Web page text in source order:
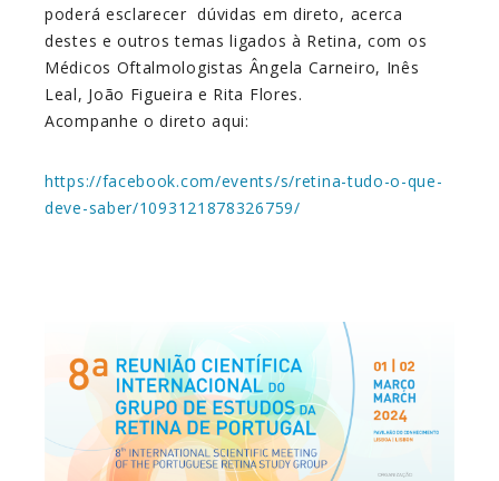
poderá esclarecer dúvidas em direto, acerca
destes e outros temas ligados à Retina, com os
Médicos Oftalmologistas Ângela Carneiro, Inês
Leal, João Figueira e Rita Flores.
Acompanhe o direto aqui:
https://facebook.com/events/s/retina-tudo-o-que-
deve-saber/1093121878326759/